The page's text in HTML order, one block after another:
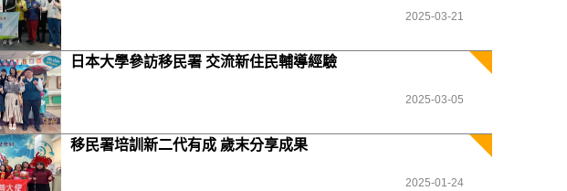
2025-03-21
日本大學參訪移民署 交流新住民輔導經驗
2025-03-05
移民署培訓新二代有成 歲末分享成果
2025-01-24